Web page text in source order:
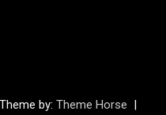
Theme by: Theme Horse